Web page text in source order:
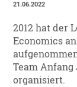
21.06.2022
2012 hat der
Economics
Team
organisiert.